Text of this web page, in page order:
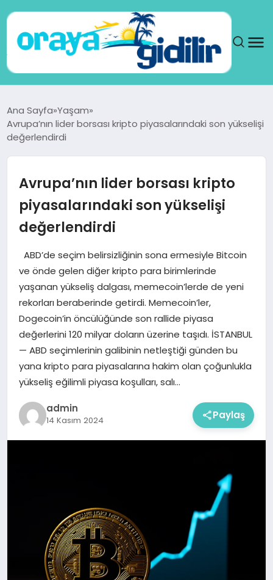
SAĞLIK
SEYAHAT
TEKNOLOJI
YAŞAM
Ana Sayfa Yaşam
Avrupa’nın lider borsası kripto piyasalarındaki son yükselişi
değerlendirdi
Avrupa’nın lider borsası kripto
piyasalarındaki son yükselişi
değerlendirdi
ABD’de seçim belirsizliğinin sona ermesiyle Bitcoin
ve önde gelen diğer kripto para birimlerinde
yaşanan yükseliş dalgası, memecoin’lerde de yeni
rekorları beraberinde getirdi. Memecoin’ler,
Dogecoin’in öncülüğünde son rallide piyasa
değerlerini 120 milyar doların üzerine taşıdı. İSTANBUL
— ABD seçimlerinin galibinin netleştiği günden bu
yana kripto para piyasalarına hakim olan çoğunlukla
yükseliş eğilimli piyasa koşulları, salı…
admin
14 Kasım 2024 Paylaş